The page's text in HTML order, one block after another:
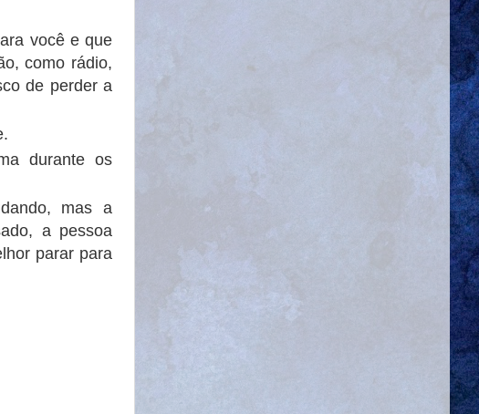
você e que
como rádio,
de perder a
durante os
mas a
a pessoa
parar para